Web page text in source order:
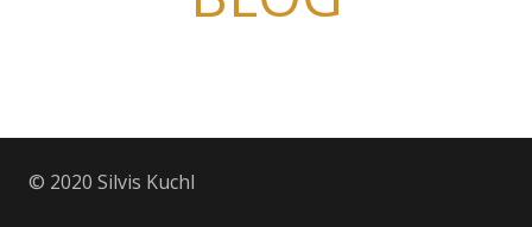
© 2020 Silvis Kuchl